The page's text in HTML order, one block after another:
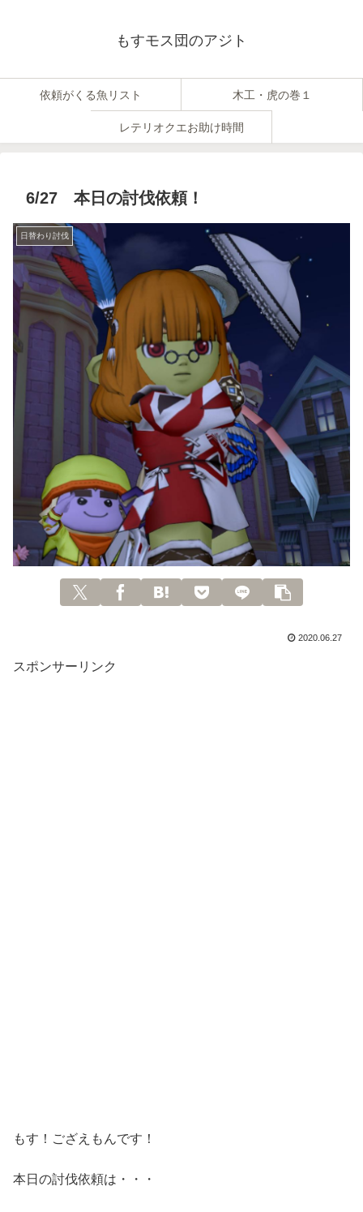
もすモス団のアジト
依頼がくる魚リスト 木工・虎の巻１
レテリオクエお助け時間
6/27 本日の討伐依頼！
日替わり討伐
2020.06.27
スポンサーリンク
もす！ござえもんです！
本日の討伐依頼は・・・